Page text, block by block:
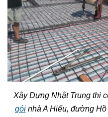
Xây Dựng Nhật Trung thi
góinhà A Hiếu, đường